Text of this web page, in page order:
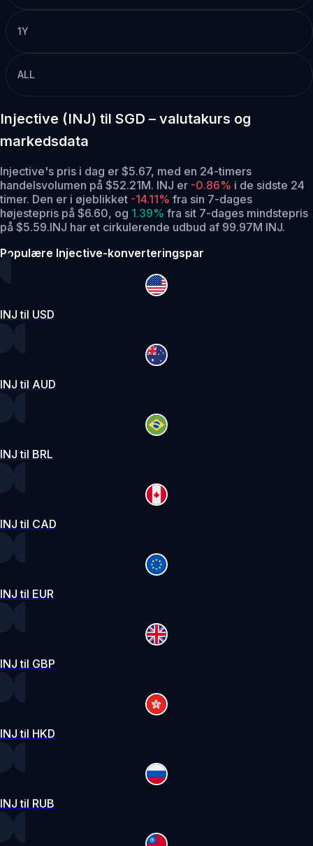
1Y
ALL
Injective (INJ) til SGD – valutakurs og
markedsdata
Injective's pris i dag er $5.67, med en 24-timers
handelsvolumen på $52.21M. INJ er -0.86% i de sidste 24
timer. Den er i øjeblikket -14.11% fra sin 7-dages
højestepris på $6.60, og 1.39% fra sit 7-dages mindstepris
på $5.59.INJ har et cirkulerende udbud af 99.97M INJ.
Populære Injective-konverteringspar
INJ til USD
INJ til AUD
INJ til BRL
INJ til CAD
INJ til EUR
INJ til GBP
INJ til HKD
INJ til RUB